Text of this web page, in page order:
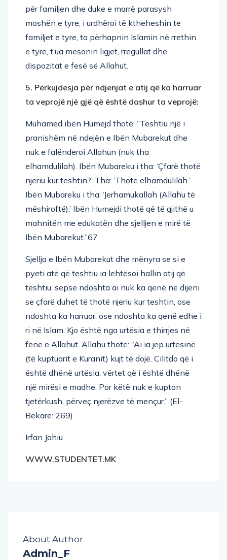
për familjen dhe duke e marrë parasysh
moshën e tyre, i urdhëroi të ktheheshin te
familjet e tyre, ta përhapnin Islamin në rrethin
e tyre, t’ua mësonin ligjet, rregullat dhe
dispozitat e fesë së Allahut.
5. Përkujdesja për ndjenjat e atij që ka harruar
ta veprojë një gjë që është dashur ta veprojë:
Muhamed ibën Humejd thotë: “Teshtiu një i
pranishëm në ndejën e Ibën Mubarekut dhe
nuk e falënderoi Allahun (nuk tha
elhamdulilah). Ibën Mubareku i tha: ‘Çfarë thotë
njeriu kur teshtin?’ Tha: ‘Thotë elhamdulilah.’
Ibën Mubareku i tha: ‘Jerhamukallah (Allahu të
mëshiroftë).’ Ibën Humejdi thotë që të gjithë u
mahnitën me edukatën dhe sjelljen e mirë të
Ibën Mubarekut.”67
Sjellja e Ibën Mubarekut dhe mënyra se si e
pyeti atë që teshtiu ia lehtësoi hallin atij që
teshtiu, sepse ndoshta ai nuk ka qenë në dijeni
se çfarë duhet të thotë njeriu kur teshtin, ose
ndoshta ka harruar, ose ndoshta ka qenë edhe i
ri në Islam. Kjo është nga urtësia e thirrjes në
fenë e Allahut. Allahu thotë: “Ai ia jep urtësinë
(të kuptuarit e Kuranit) kujt të dojë. Cilitdo që i
është dhënë urtësia, vërtet që i është dhënë
një mirësi e madhe. Por këtë nuk e kupton
tjetërkush, përveç njerëzve të mençur.” (El-
Bekare: 269)
Irfan Jahiu
WWW.STUDENTET.MK
About Author
Admin_F